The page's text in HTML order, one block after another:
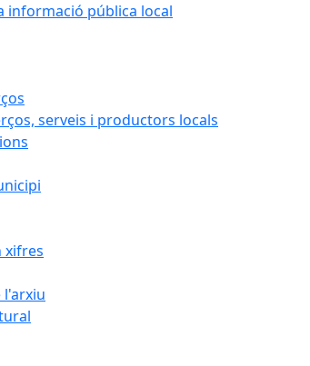
informació pública local
serveis i productors locals
xifres
l'arxiu